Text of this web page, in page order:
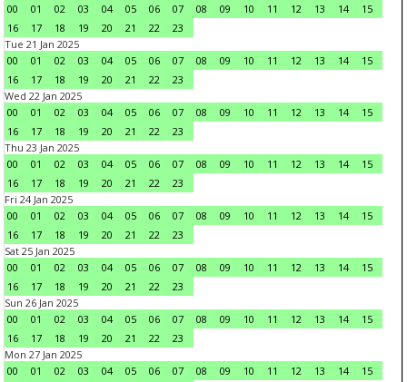
00
01 02 03 04 05 06 07 08 09 10 11 12 13 14
15
16
17 18 19 20 21 22
23
Tue 21 Jan 2025
00
01 02 03 04 05 06 07 08 09 10 11 12 13 14
15
16
17 18 19 20 21 22
23
Wed 22 Jan 2025
00
01 02 03 04 05 06 07 08 09 10 11 12 13 14
15
16
17 18 19 20 21 22
23
Thu 23 Jan 2025
00
01 02 03 04 05 06 07 08 09 10 11 12 13 14
15
16
17 18 19 20 21 22
23
Fri 24 Jan 2025
00
01 02 03 04 05 06 07 08 09 10 11 12 13 14
15
16
17 18 19 20 21 22
23
Sat 25 Jan 2025
00
01 02 03 04 05 06 07 08 09 10 11 12 13 14
15
16
17 18 19 20 21 22
23
Sun 26 Jan 2025
00
01 02 03 04 05 06 07 08 09 10 11 12 13 14
15
16
17 18 19 20 21 22
23
Mon 27 Jan 2025
00
01 02 03 04 05 06 07 08 09 10 11 12 13 14
15